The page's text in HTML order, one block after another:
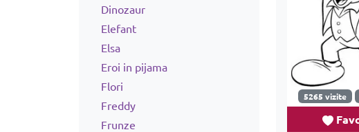
Dinozaur
Elefant
Elsa
Eroi in pijama
Flori
Freddy
Frunze
5265 vizite